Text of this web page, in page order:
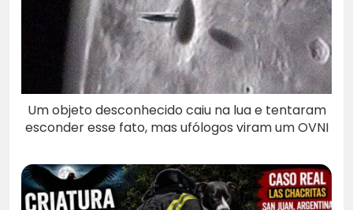
Um objeto desconhecido caiu na lua e tentaram
esconder esse fato, mas ufólogos viram um OVNI